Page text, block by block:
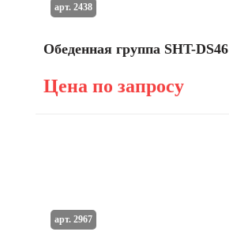
Обеденная группа SHT-DS46
Цена по запросу
арт. 2438
арт. 2967